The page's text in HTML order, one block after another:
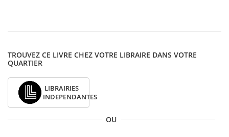
TROUVEZ CE LIVRE CHEZ VOTRE LIBRAIRE DANS VOTRE
QUARTIER
LIBRAIRIES
INDEPENDANTES
OU